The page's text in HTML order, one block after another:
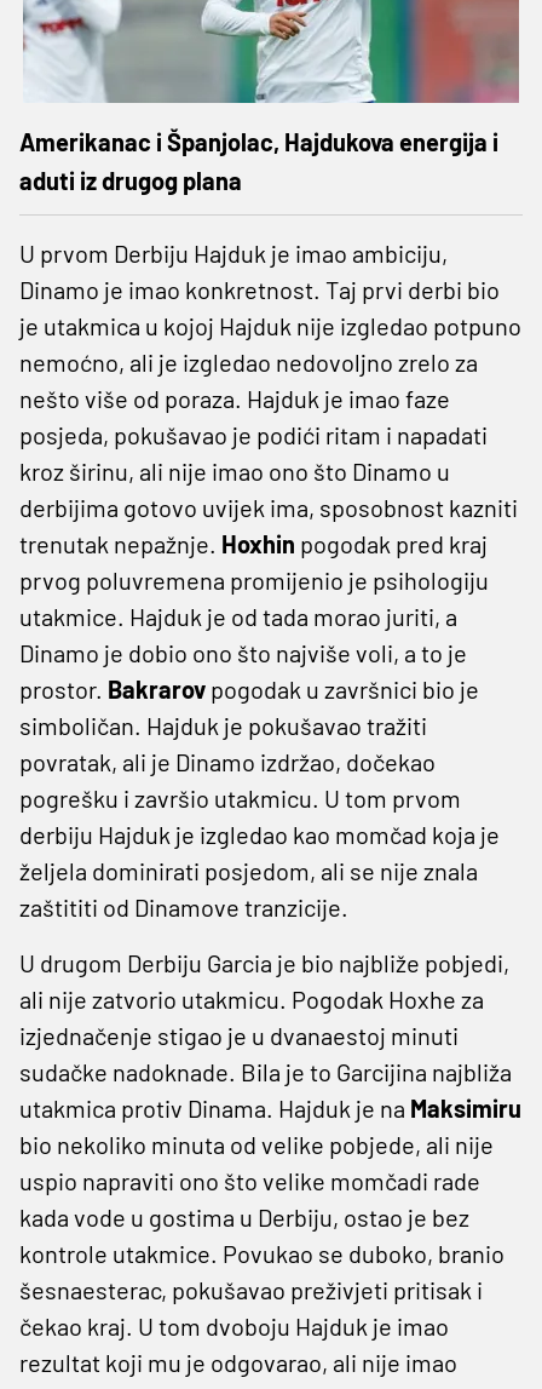
Amerikanac i Španjolac, Hajdukova energija i
aduti iz drugog plana
U prvom Derbiju Hajduk je imao ambiciju,
Dinamo je imao konkretnost. Taj prvi derbi bio
je utakmica u kojoj Hajduk nije izgledao potpuno
nemoćno, ali je izgledao nedovoljno zrelo za
nešto više od poraza. Hajduk je imao faze
posjeda, pokušavao je podići ritam i napadati
kroz širinu, ali nije imao ono što Dinamo u
derbijima gotovo uvijek ima, sposobnost kazniti
trenutak nepažnje. Hoxhin pogodak pred kraj
prvog poluvremena promijenio je psihologiju
utakmice. Hajduk je od tada morao juriti, a
Dinamo je dobio ono što najviše voli, a to je
prostor. Bakrarov pogodak u završnici bio je
simboličan. Hajduk je pokušavao tražiti
povratak, ali je Dinamo izdržao, dočekao
pogrešku i završio utakmicu. U tom prvom
derbiju Hajduk je izgledao kao momčad koja je
željela dominirati posjedom, ali se nije znala
zaštititi od Dinamove tranzicije.
U drugom Derbiju Garcia je bio najbliže pobjedi,
ali nije zatvorio utakmicu. Pogodak Hoxhe za
izjednačenje stigao je u dvanaestoj minuti
sudačke nadoknade. Bila je to Garcijina najbliža
utakmica protiv Dinama. Hajduk je na Maksimiru
bio nekoliko minuta od velike pobjede, ali nije
uspio napraviti ono što velike momčadi rade
kada vode u gostima u Derbiju, ostao je bez
kontrole utakmice. Povukao se duboko, branio
šesnaesterac, pokušavao preživjeti pritisak i
čekao kraj. U tom dvoboju Hajduk je imao
rezultat koji mu je odgovarao, ali nije imao